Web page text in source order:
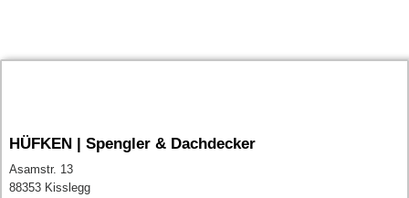
HÜFKEN | Spengler & Dachdecker
Asamstr. 13
88353 Kisslegg